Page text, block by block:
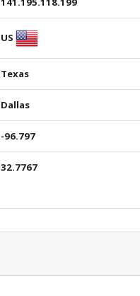
US
Texas
Dallas
-96.797
32.7767